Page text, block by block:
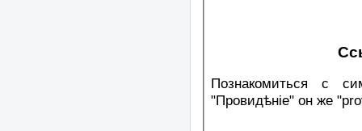
Познакомиться с
"Провидѣніе" он же